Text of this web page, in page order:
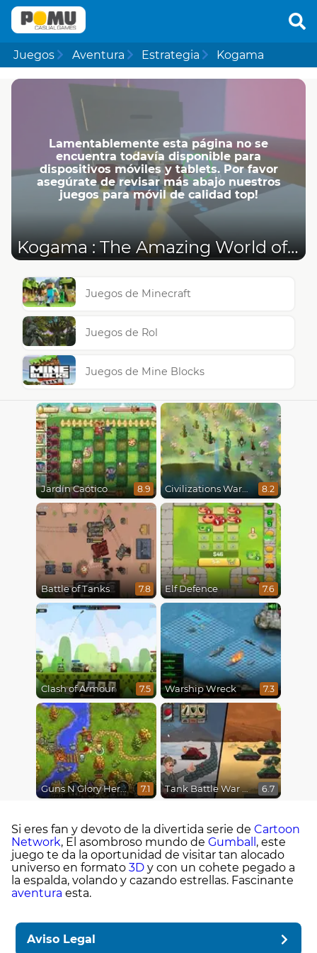
Juegos Aventura Estrategia Kogama
Lamentablemente esta página no se
encuentra todavía disponible para
dispositivos móviles y tablets. Por favor
asegúrate de revisar más abajo nuestros
juegos para móvil de calidad top!
Kogama : The Amazing World of Gumball
Juegos de Minecraft
Juegos de Rol
Juegos de Mine Blocks
Jardín Caótico 8.9 Civilizations Wars Master Edition 8.2
Battle of Tanks 7.8 Elf Defence 7.6
Clash of Armour 7.5 Warship Wreck 7.3
Guns N Glory Heroes 7.1 Tank Battle War Commander 6.7
Si eres fan y devoto de la divertida serie de Cartoon
Network, El asombroso mundo de Gumball , este
juego te da la oportunidad de visitar tan alocado
universo en formato 3D y con un cohete pegado a
la espalda, volando y cazando estrellas. Fascinante
aventura esta.
Aviso Legal